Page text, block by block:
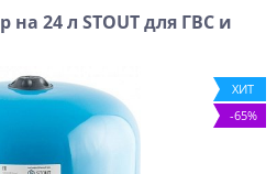
24 л STOUT для ГВС и
ХИТ
-65%